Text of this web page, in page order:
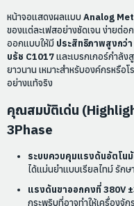
หน้าจอแสดงผลแบบ Analog
ของแต่ละเฟสอย่างชัดเจน ง่ายต่อ
ออกแบบให้มี ประสิทธิภาพสูงกว่
บรัช C1017และเบรกเกอร์กำลัง
ยาวนาน เหมาะสำหรับองค์กรหรือ
อย่างแท้จริง
คุณสมบัติเด่น
3Phase
ระบบควบคุมแรงดันอัตโน
ได้แม่นยำแบบเรียลไทม์ รัก
แรงดันขาออกคงที่ 380V
กระพริบที่อาจทำให้เครื่องจัก